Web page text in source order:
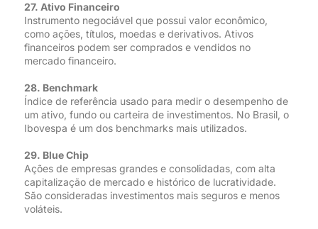
27. Ativo Financeiro
Instrumento negociável que possui valor econômico,
como ações, títulos, moedas e derivativos. Ativos
financeiros podem ser comprados e vendidos no
mercado financeiro.
28. Benchmark
Índice de referência usado para medir o desempenho de
um ativo, fundo ou carteira de investimentos. No Brasil, o
Ibovespa é um dos benchmarks mais utilizados.
29. Blue Chip
Ações de empresas grandes e consolidadas, com alta
capitalização de mercado e histórico de lucratividade.
São consideradas investimentos mais seguros e menos
voláteis.